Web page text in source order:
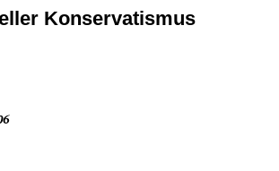
Konservatismus